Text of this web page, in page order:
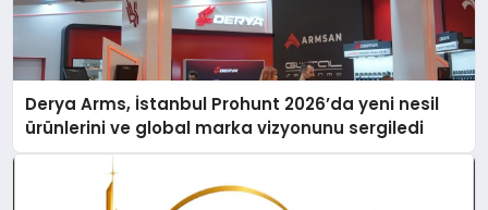
Derya Arms, İstanbul Prohunt 2026’da yeni nesil
ürünlerini ve global marka vizyonunu sergiledi